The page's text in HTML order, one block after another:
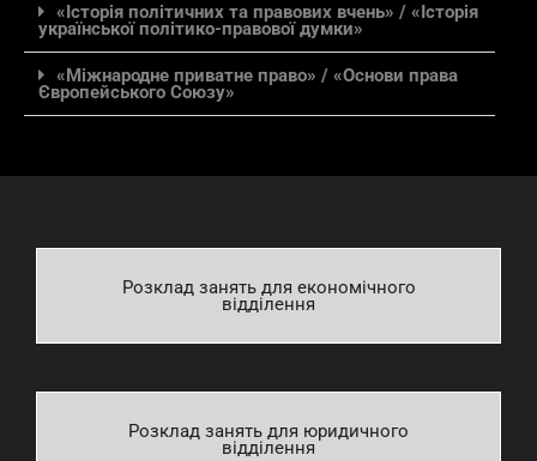
«Історія політичних та правових вчень» / «Історія
української політико-правової думки»
«Міжнародне приватне право» / «Основи права
Європейського Союзу»
Розклад занять для економічного
відділення
Розклад занять для юридичного
відділення